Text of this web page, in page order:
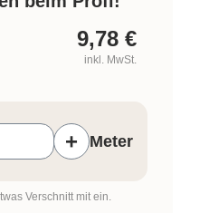
9,78 €
inkl. MwSt.
+ Meter
Verschnitt mit ein.